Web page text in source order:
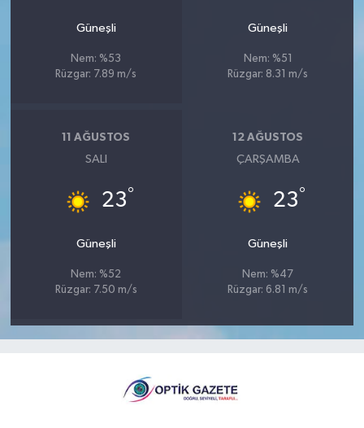
Güneşli
Nem: %53
Rüzgar: 7.89 m/s
Güneşli
Nem: %51
Rüzgar: 8.31 m/s
11 AĞUSTOS
SALI
23°
Güneşli
Nem: %52
Rüzgar: 7.50 m/s
12 AĞUSTOS
ÇARŞAMBA
23°
Güneşli
Nem: %47
Rüzgar: 6.81 m/s